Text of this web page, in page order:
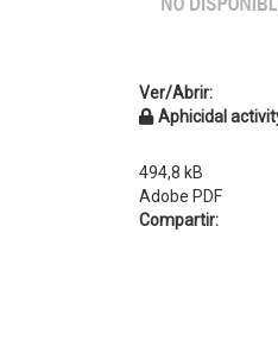
Ver/Abrir:
Aphicidal
494,8 kB
Adobe PDF
Compartir: